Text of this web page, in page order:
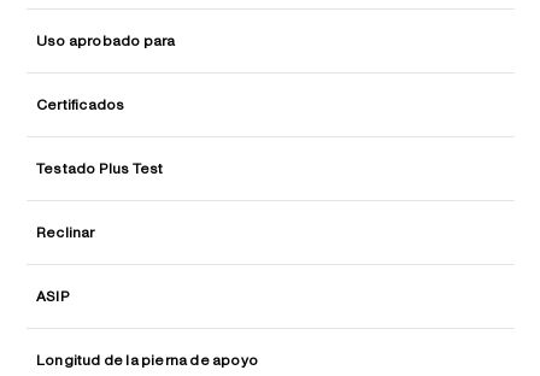
Uso aprobado para
Certificados
Testado Plus Test
Reclinar
ASIP
Longitud de la pierna de apoyo